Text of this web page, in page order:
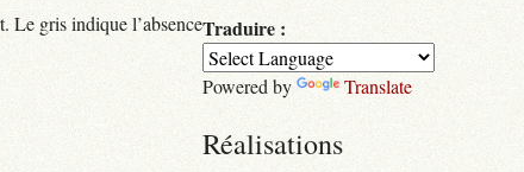
Le gris indique l’absenceTraduire :
Powered by Translate
Réalisations